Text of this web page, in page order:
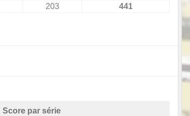
203 441
Score par série